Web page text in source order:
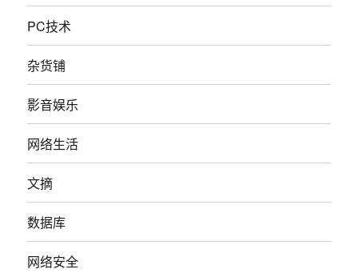
PC技术
杂货铺
影音娱乐
网络生活
文摘
数据库
网络安全